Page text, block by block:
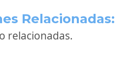
Relacionadas:
relacionadas.